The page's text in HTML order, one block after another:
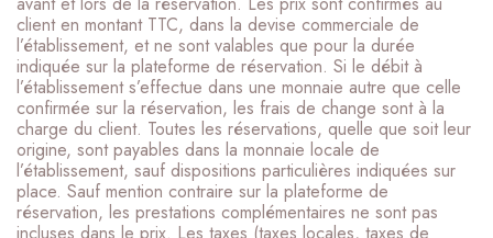
client en montant TTC, dans la devise commerciale de
l’établissement, et ne sont valables que pour la durée
indiquée sur la plateforme de réservation. Si le débit à
l’établissement s’effectue dans une monnaie autre que celle
confirmée sur la réservation, les frais de change sont à la
charge du client. Toutes les réservations, quelle que soit leur
origine, sont payables dans la monnaie locale de
l’établissement, sauf dispositions particulières indiquées sur
place. Sauf mention contraire sur la plateforme de
réservation, les prestations complémentaires ne sont pas